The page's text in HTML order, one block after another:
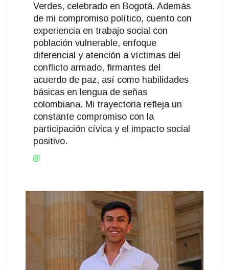
Verdes, celebrado en Bogotá. Además
de mi compromiso político, cuento con
experiencia en trabajo social con
población vulnerable, enfoque
diferencial y atención a víctimas del
conflicto armado, firmantes del
acuerdo de paz, así como habilidades
básicas en lengua de señas
colombiana. Mi trayectoria refleja un
constante compromiso con la
participación cívica y el impacto social
positivo.